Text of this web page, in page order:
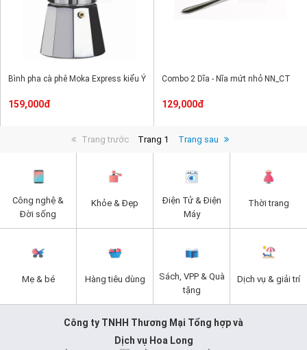
Bình pha cà phê Moka Express kiểu Ý
159,000đ
Combo 2 Dĩa - Nĩa mứt nhỏ NN_CT
129,000đ
Trang trước Trang 1 Trang sau
Công nghệ &
Đời sống
Khỏe & Đẹp
Điện Tử & Điện
Máy
Thời trang
Mẹ & bé Hàng tiêu dùng
Sách, VPP & Quà
tặng
Dịch vụ & giải trí
Công ty TNHH Thương Mại Tổng hợp và
Dịch vụ Hoa Long